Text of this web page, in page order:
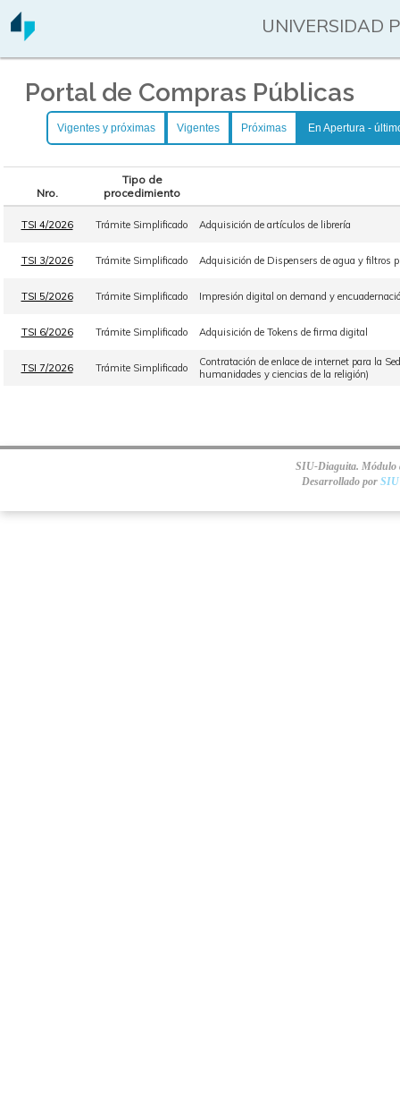
UNIVERSIDAD
Portal de Compras Públicas
Vigentes y próximas Vigentes Próximas En Apertura -
Nro.
Tipo de
procedimiento
TSI 4/2026 Trámite Simplificado Adquisición de artículos de librería
TSI 3/2026 Trámite Simplificado Adquisición de Dispensers de agua y filtros
TSI 5/2026 Trámite Simplificado Impresión digital on demand y
TSI 6/2026 Trámite Simplificado Adquisición de Tokens de firma digital
TSI 7/2026 Trámite Simplificado
Contratación de enlace de internet para la
humanidades y ciencias de la religión)
SIU-Diaguita. Módulo
Desarrollado por SIU